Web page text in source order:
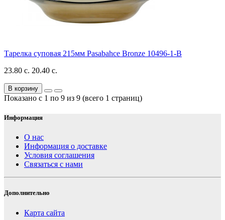
Тарелка суповая 215мм Pasabahce Bronze 10496-1-B
23.80 с. 20.40 с.
В корзину
Показано с 1 по 9 из 9 (всего 1 страниц)
Информация
О нас
Информация о доставке
Условия соглашения
Связаться с нами
Дополнительно
Карта сайта